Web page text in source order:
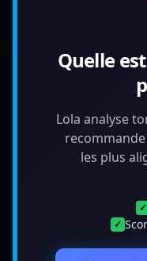
Quelle
Lola analyse
les plus
✓
✓